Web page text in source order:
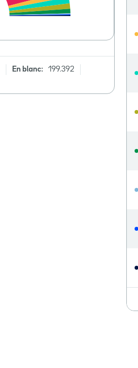
En blanc:
199.392